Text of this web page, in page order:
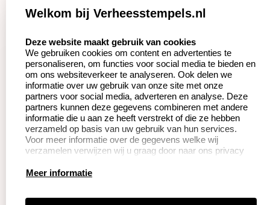
Zakelijk:
Betaling &
Verzending
Wederverkoper
worden
Klantenservice:
Veel gestelde vragen
Herroepingsrecht
Retourneren
Productinformatie:
Instructie voor
Welkom bij Verheesstempels.nl
Deze website maakt gebruik van cookies
We gebruiken cookies om content en advertenties te
personaliseren, om functies voor social media te bieden en
om ons websiteverkeer te analyseren. Ook delen we
informatie over uw gebruik van onze site met onze
partners voor social media, adverteren en analyse. Deze
partners kunnen deze gegevens combineren met andere
informatie die u aan ze heeft verstrekt of die ze hebben
verzameld op basis van uw gebruik van hun services.
Voor meer informatie over de gegevens welke wij
verzamelen verwijzen wij u graag door naar ons privacy
Meer informatie